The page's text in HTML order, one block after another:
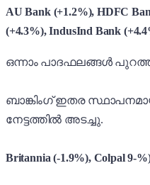
AU Bank (+1.2%), HDFC
(+4.3%), IndusInd Bank
ഒന്നാം പാദഫലങ്ങൾ
ബാങ്കിംഗ് ഇതര
നേട്ടത്തിൽ അടച്ചു.
Britannia (-1.9%), Colpal 9-